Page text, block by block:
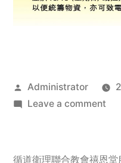
Posted
by
Administrator
Leave a commenton
服
循道衛理聯合教會禧恩堂